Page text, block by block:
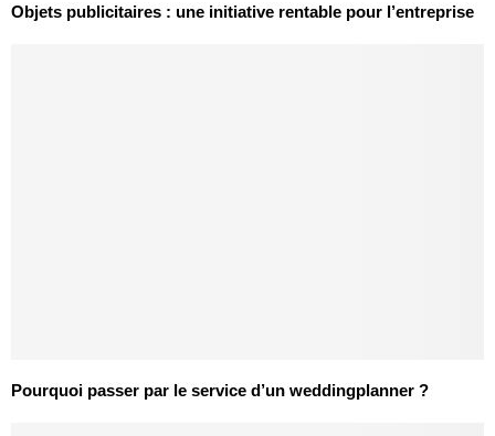
Objets publicitaires : une initiative rentable pour l’entreprise
Pourquoi passer par le service d’un weddingplanner ?